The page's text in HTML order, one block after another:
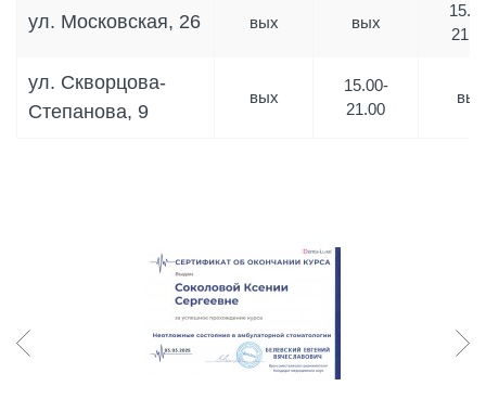
ул. Московская, 26 вых вых
ул. Скворцова-
Степанова, 9
вых
15.00-
21.00
вых